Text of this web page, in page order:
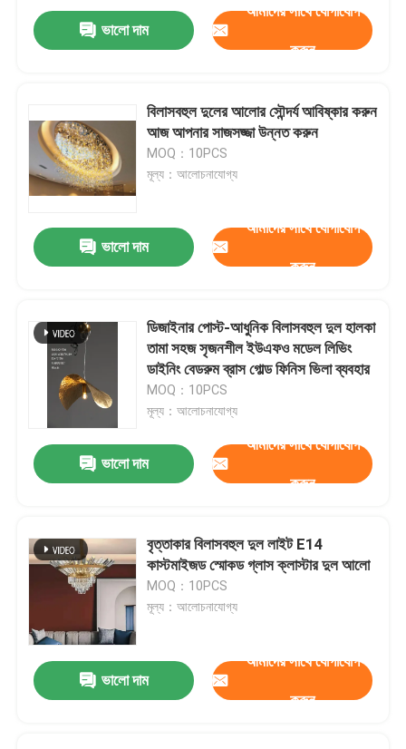
ভালো দাম
আমাদের সাথে যোগাযোগ
করুন
বিলাসবহুল দুলের আলোর সৌন্দর্য আবিষ্কার করুন
আজ আপনার সাজসজ্জা উন্নত করুন
MOQ：10PCS
মূল্য：আলোচনাযোগ্য
ভালো দাম
আমাদের সাথে যোগাযোগ
করুন
ডিজাইনার পোস্ট-আধুনিক বিলাসবহুল দুল হালকা
তামা সহজ সৃজনশীল ইউএফও মডেল লিভিং
ডাইনিং বেডরুম ব্রাস গোল্ড ফিনিস ভিলা ব্যবহার
MOQ：10PCS
মূল্য：আলোচনাযোগ্য
ভালো দাম
আমাদের সাথে যোগাযোগ
করুন
বৃত্তাকার বিলাসবহুল দুল লাইট E14
কাস্টমাইজড স্মোকড গ্লাস ক্লাস্টার দুল আলো
MOQ：10PCS
মূল্য：আলোচনাযোগ্য
ভালো দাম
আমাদের সাথে যোগাযোগ
করুন